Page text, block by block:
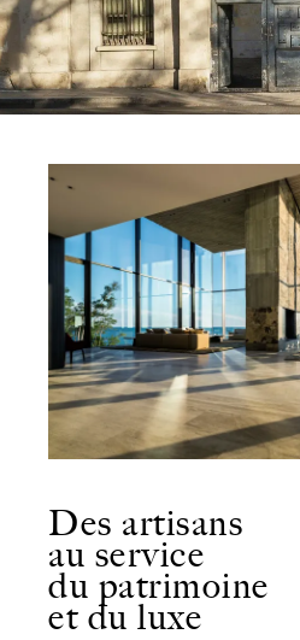
Des artisans
au service
du patrimoine
et du luxe